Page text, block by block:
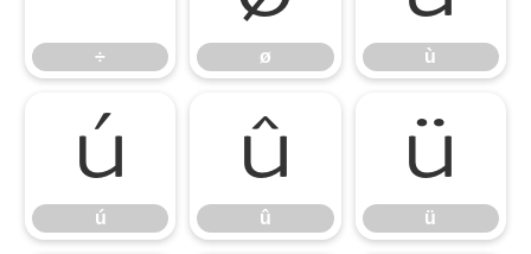
÷ ø ù
ú
ú
û
û
ü
ü